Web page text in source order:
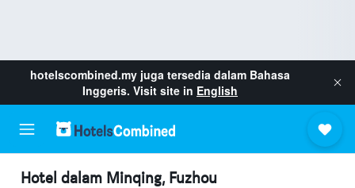
hotelscombined.my juga tersedia dalam Bahasa
Inggeris. Visit site in English
Hotel dalam Minqing, Fuzhou